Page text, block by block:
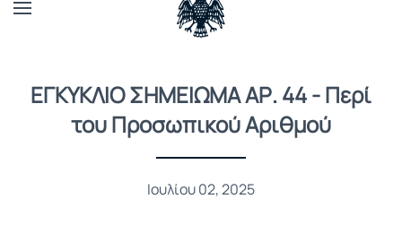
ΕΓΚΥΚΛΙΟ ΣΗΜΕΙΩΜΑ ΑΡ. 44 - Περί
του Προσωπικού Αριθμού
Ιουλίου 02, 2025